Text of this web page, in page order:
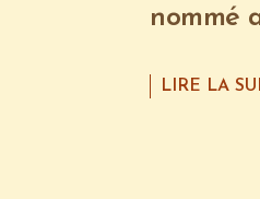
nommé
LIRE LA